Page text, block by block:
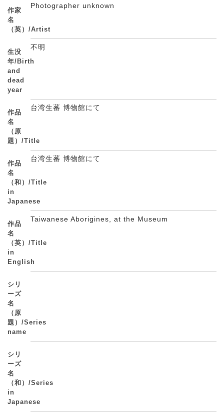
作家
名
（英）/Artist
Photographer unknown
生没
年/Birth
and
dead
year
不明
作品
名
（原
題）/Title
台湾生蕃 博物館にて
作品
名
（和）/Title
in
Japanese
台湾生蕃 博物館にて
作品
名
（英）/Title
in
English
Taiwanese Aborigines, at the Museum
シリ
ーズ
名
（原
題）/Series
name
シリ
ーズ
名
（和）/Series
in
Japanese